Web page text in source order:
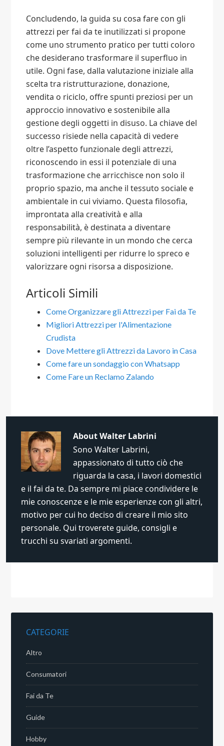
Concludendo, la guida su cosa fare con gli
attrezzi per fai da te inutilizzati si propone
come uno strumento pratico per tutti coloro
che desiderano trasformare il superfluo in
utile. Ogni fase, dalla valutazione iniziale alla
scelta tra ristrutturazione, donazione,
vendita o riciclo, offre spunti preziosi per un
approccio innovativo e sostenibile alla
gestione degli oggetti in disuso. La chiave del
successo risiede nella capacità di vedere
oltre l’aspetto funzionale degli attrezzi,
riconoscendo in essi il potenziale di una
trasformazione che arricchisce non solo il
proprio spazio, ma anche il tessuto sociale e
ambientale in cui viviamo. Questa filosofia,
improntata alla creatività e alla
responsabilità, è destinata a diventare
sempre più rilevante in un mondo che cerca
soluzioni intelligenti per ridurre lo spreco e
valorizzare ogni risorsa a disposizione.
Articoli Simili
Come Organizzare gli Attrezzi per Fai da Te
Migliori Attrezzi per l'Alimentazione
Crudista
Dove Mettere gli Attrezzi da Lavoro in Casa
Come fare un sondaggio con Whatsapp​
Come Fare un Reclamo Zalando
AboutWalter Labrini
Sono Walter Labrini,
appassionato di tutto ciò che
riguarda la casa, i lavori domestici
e il fai da te. Da sempre mi piace condividere le
mie conoscenze e le mie esperienze con gli altri,
motivo per cui ho deciso di creare il mio sito
personale. Qui troverete guide, consigli e
trucchi su svariati argomenti.
CATEGORIE
Altro
Consumatori
Fai da Te
Guide
Hobby